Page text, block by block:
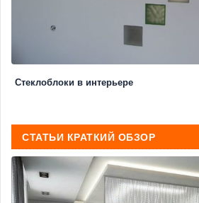
Стеклоблоки в интерьере
СТАТЬИ КРАТКИЙ ОБЗОР